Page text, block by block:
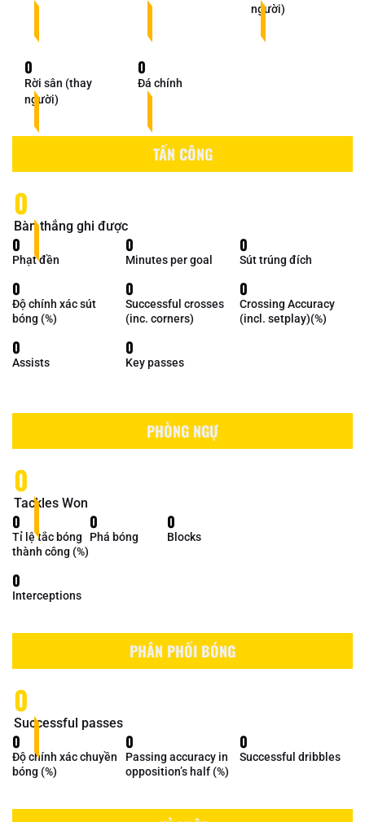
người)
0
Rời sân (thay
người)
0
Đá chính
TẤN CÔNG
0
Bàn thắng ghi được
0
Phạt đền
0
Minutes per goal
0
Sút trúng đích
0
Độ chính xác sút
bóng (%)
0
Successful crosses
(inc. corners)
0
Crossing Accuracy
(incl. setplay)(%)
0
Assists
0
Key passes
PHÒNG NGỰ
0
Tackles Won
0
Tỉ lệ tắc bóng
thành công (%)
0
Phá bóng
0
Blocks
0
Interceptions
PHÂN PHỐI BÓNG
0
Successful passes
0
Độ chính xác chuyền
bóng (%)
0
Passing accuracy in
opposition’s half (%)
0
Successful dribbles